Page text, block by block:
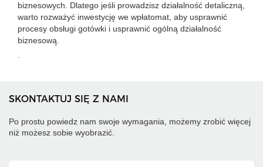
biznesowych. Dlatego jeśli prowadzisz działalność detaliczną,
warto rozważyć inwestycję we wpłatomat, aby usprawnić
procesy obsługi gotówki i usprawnić ogólną działalność
biznesową.
SKONTAKTUJ SIĘ Z NAMI
Po prostu powiedz nam swoje wymagania, możemy zrobić więcej
niż możesz sobie wyobrazić.